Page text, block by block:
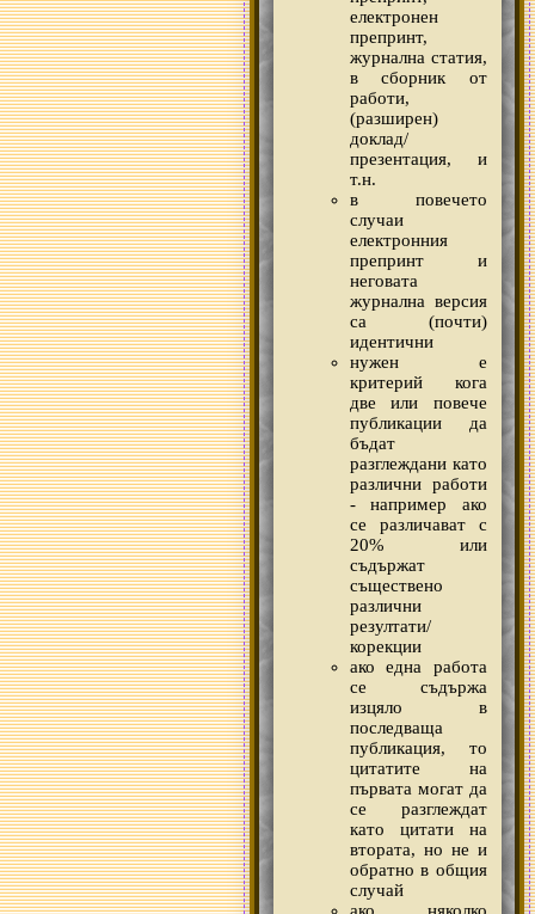
електронен
препринт,
журнална статия,
в сборник от
работи,
(разширен)
доклад/
презентация, и
т.н.
в повечето
случаи
електронния
препринт и
неговата
журнална версия
са (почти)
идентични
нужен е
критерий кога
две или повече
публикации да
бъдат
разглеждани като
различни работи
- например ако
се различават с
20% или
съдържат
съществено
различни
резултати/
корекции
ако една работа
се съдържа
изцяло в
последваща
публикация, то
цитатите на
първата могат да
се разглеждат
като цитати на
втората, но не и
обратно в общия
случай